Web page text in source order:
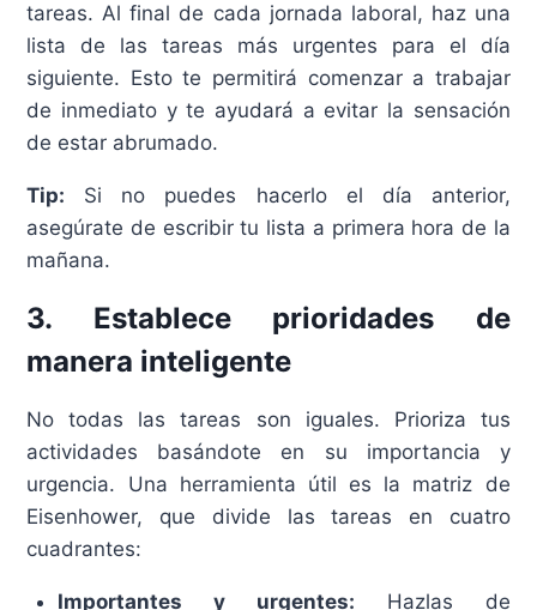
tareas. Al final de cada jornada laboral, haz una
lista de las tareas más urgentes para el día
siguiente. Esto te permitirá comenzar a trabajar
de inmediato y te ayudará a evitar la sensación
de estar abrumado.
Tip: Si no puedes hacerlo el día anterior,
asegúrate de escribir tu lista a primera hora de la
mañana.
3. Establece prioridades de
manera inteligente
No todas las tareas son iguales. Prioriza tus
actividades basándote en su importancia y
urgencia. Una herramienta útil es la matriz de
Eisenhower, que divide las tareas en cuatro
cuadrantes:
Importantes y urgentes: Hazlas de